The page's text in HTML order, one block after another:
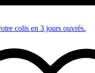
colis en 3 jours ouvrés.